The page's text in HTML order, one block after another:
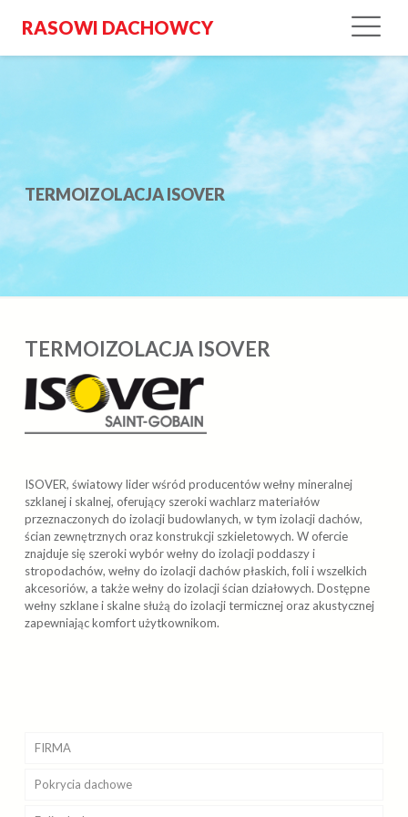
RASOWI DACHOWCY
TERMOIZOLACJA ISOVER
TERMOIZOLACJA ISOVER
ISOVER, światowy lider wśród producentów wełny mineralnej
szklanej i skalnej, oferujący szeroki wachlarz materiałów
przeznaczonych do izolacji budowlanych, w tym izolacji dachów,
ścian zewnętrznych oraz konstrukcji szkieletowych. W ofercie
znajduje się szeroki wybór wełny do izolacji poddaszy i
stropodachów, wełny do izolacji dachów płaskich, foli i wszelkich
akcesoriów, a także wełny do izolacji ścian działowych. Dostępne
wełny szklane i skalne służą do izolacji termicznej oraz akustycznej
zapewniając komfort użytkownikom.
FIRMA
Realizacje
Pokrycia dachowe